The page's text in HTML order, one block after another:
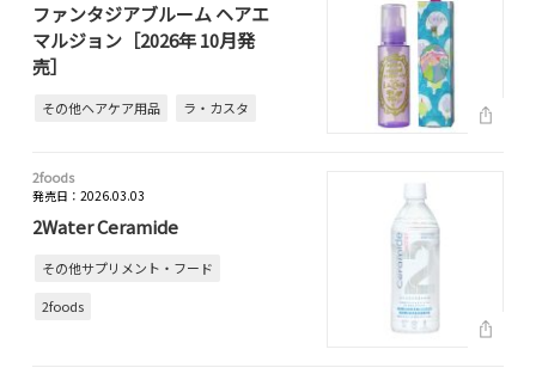
ファンタジアブルーム ヘアエ
マルジョン［2026年 10月発
売］
その他ヘアケア用品 ラ・カスタ
2foods
発売日：2026.03.03
2Water Ceramide
その他サプリメント・フード
2foods